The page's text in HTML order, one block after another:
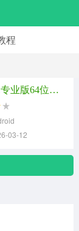
程
WIN11下载2026最新版|Win11专业版64位稳定流畅定制版v2026.3
03-12